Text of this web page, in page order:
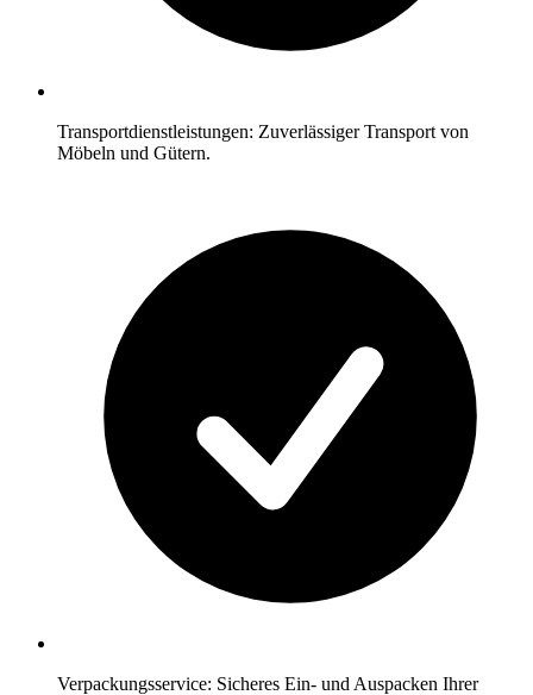
Transportdienstleistungen: Zuverlässiger Transport von
Möbeln und Gütern.
Verpackungsservice: Sicheres Ein- und Auspacken Ihrer